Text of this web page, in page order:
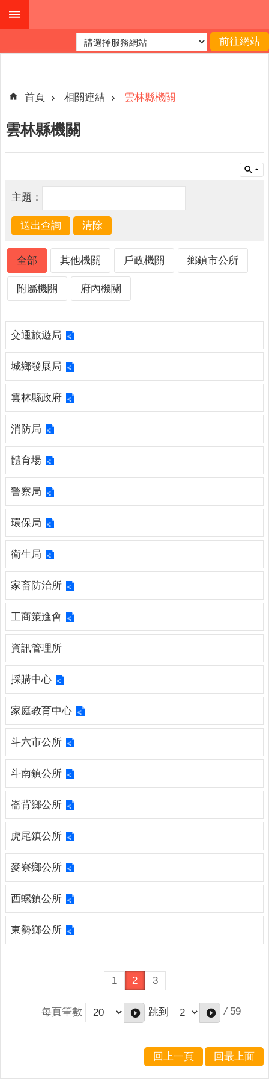
跳到主要內容區塊
階
公
布
關
於
我
們
查
詢
系
統
便
民
服
務
資
訊
公
開
民
意
交
流
相
連
結
廉
政
園
網
站
導
覽
索
查
詢
相
關
連
English
回
首
頁
隱
私
首頁 相關連結 雲林縣機關
雲林縣機關
主題：
全部 其他機關 戶政機關 鄉鎮市公所
附屬機關 府內機關
交通旅遊局
城鄉發展局
雲林縣政府
消防局
體育場
警察局
環保局
衛生局
家畜防治所
工商策進會
資訊管理所
採購中心
家庭教育中心
斗六市公所
斗南鎮公所
崙背鄉公所
虎尾鎮公所
麥寮鄉公所
西螺鎮公所
東勢鄉公所
1 2 3
每頁筆數 跳到 / 59
回上一頁 回最上面